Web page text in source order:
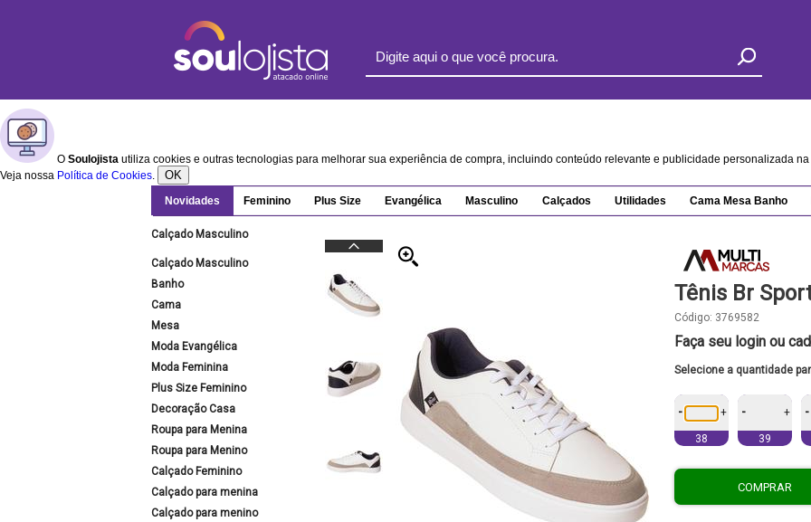
O Soulojista utiliza cookies e outras tecnologias para melhorar sua experiência de compra, incluindo conteúdo relevante e publicidade personalizada
Veja nossa Política de Cookies. OK
Novidades Feminino Plus Size Evangélica Masculino Calçados Utilidades Cama Mesa Banho
Calçado Masculino
Calçado Masculino
Banho
Cama
Mesa
Moda Evangélica
Moda Feminina
Plus Size Feminino
Decoração Casa
Roupa para Menina
Roupa para Menino
Calçado Feminino
Calçado para menina
Calçado para menino
Tênis Br
Código: 3769582
Faça seu login ou
Selecione a quantidade
- +
38
- +
39
-
COMPRAR